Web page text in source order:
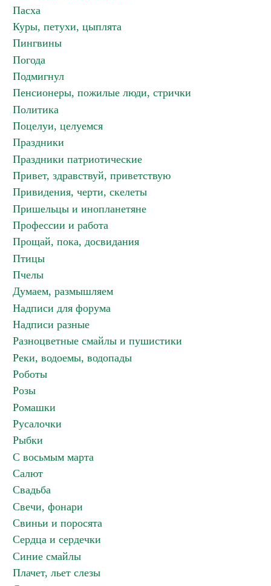
Пасха
Куры, петухи, цыплята
Пингвины
Погода
Подмигнул
Пенсионеры, пожилые люди, стрички
Политика
Поцелуи, целуемся
Праздники
Праздники патриотические
Привет, здравствуй, приветствую
Привидения, черти, скелеты
Пришельцы и инопланетяне
Профессии и работа
Прощай, пока, досвидания
Птицы
Пчелы
Думаем, размышляем
Надписи для форума
Надписи разные
Разноцветные смайлы и пушистики
Реки, водоемы, водопады
Роботы
Розы
Ромашки
Русалочки
Рыбки
С восьмым марта
Салют
Свадьба
Свечи, фонари
Свиньи и поросята
Сердца и сердечки
Синие смайлы
Плачет, льет слезы